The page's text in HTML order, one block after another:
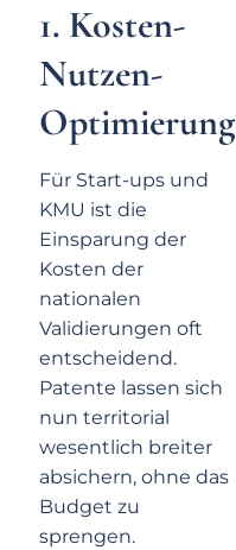
1. Kosten-
Nutzen-
Optimierung
Für Start-ups und
KMU ist die
Einsparung der
Kosten der
nationalen
Validierungen oft
entscheidend.
Patente lassen sich
nun territorial
wesentlich breiter
absichern, ohne das
Budget zu
sprengen.